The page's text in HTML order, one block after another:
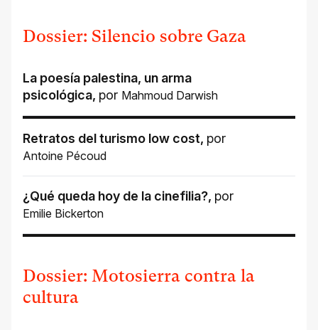
Dossier: Silencio sobre Gaza
La poesía palestina, un arma
psicológica, por Mahmoud Darwish
Retratos del turismo low cost, por
Antoine Pécoud
¿Qué queda hoy de la cinefilia?, por
Emilie Bickerton
Dossier: Motosierra contra la
cultura